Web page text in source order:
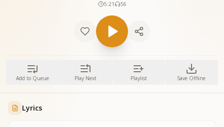
5:21
56
Add to Queue Play Next Playlist Save Offline
Lyrics